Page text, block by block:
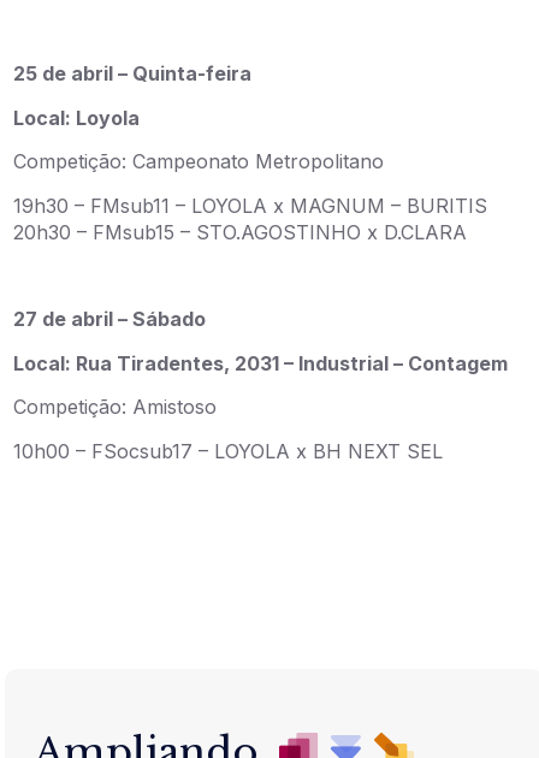
25 de abril – Quinta-feira
Local: Loyola
Competição: Campeonato Metropolitano
19h30 – FMsub11 – LOYOLA x MAGNUM – BURITIS
20h30 – FMsub15 – STO.AGOSTINHO x D.CLARA
27 de abril – Sábado
Local: Rua Tiradentes, 2031 – Industrial – Contagem
Competição: Amistoso
10h00 – FSocsub17 – LOYOLA x BH NEXT SEL